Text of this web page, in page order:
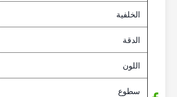
الخلفية
الدقة
اللون
سطوع